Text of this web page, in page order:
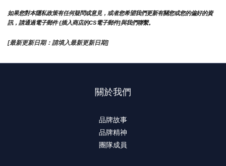
如果您對本隱私政策有任何疑問或意見，或者您希望我們更新有關您或您的偏好的資
訊，請通過電子郵件 {插入商店的CS電子郵件]與我們聯繫。
[最新更新日期：請填入最新更新日期]
關於我們
品牌故事
品牌精神
團隊成員